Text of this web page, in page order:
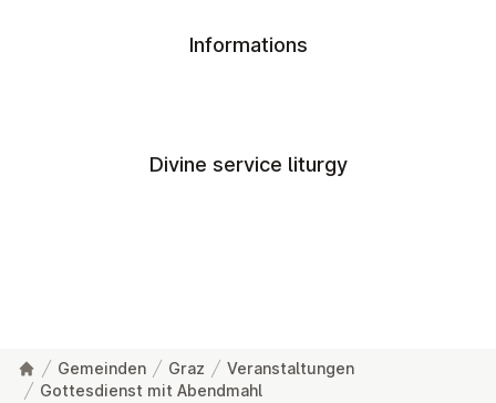
Informations
Divine service liturgy
Gemeinden Graz
Veranstaltungen
Gottesdienst mit Abendmahl